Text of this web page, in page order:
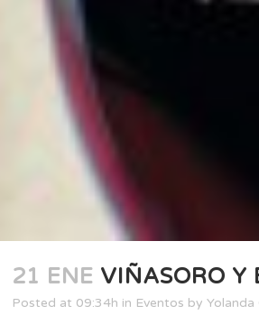
21 ENE VIÑASORO Y
Posted at 09:34h in Eventos by Yolanda